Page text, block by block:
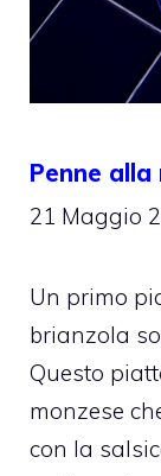
Penne alla
21 Maggio
Un primo
brianzola
Questo
monzese
con la